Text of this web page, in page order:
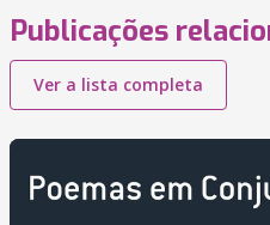
Publicações
Ver a lista completa